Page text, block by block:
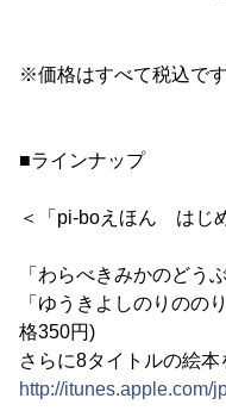
※価格はすべて税込です
■ラインナップ
＜「pi-boえほん はじ
「わらべきみかのどう
「ゆうきよしのりの
格350円)
さらに8タイトルの絵
http://itunes.apple.com/